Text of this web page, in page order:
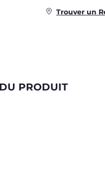
Trouver un
PRODUIT